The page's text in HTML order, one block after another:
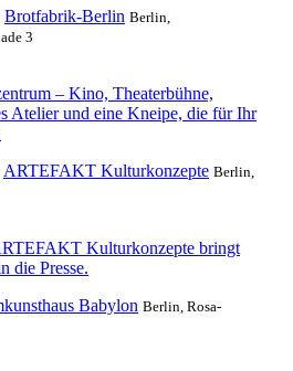
Brotfabrik-Berlin Berlin,
3
– Kino, Theaterbühne,
Atelier und eine Kneipe, die für Ihr
ARTEFAKT Kulturkonzepte Berlin,
Kulturkonzepte bringt
die Presse.
Babylon Berlin, Rosa-